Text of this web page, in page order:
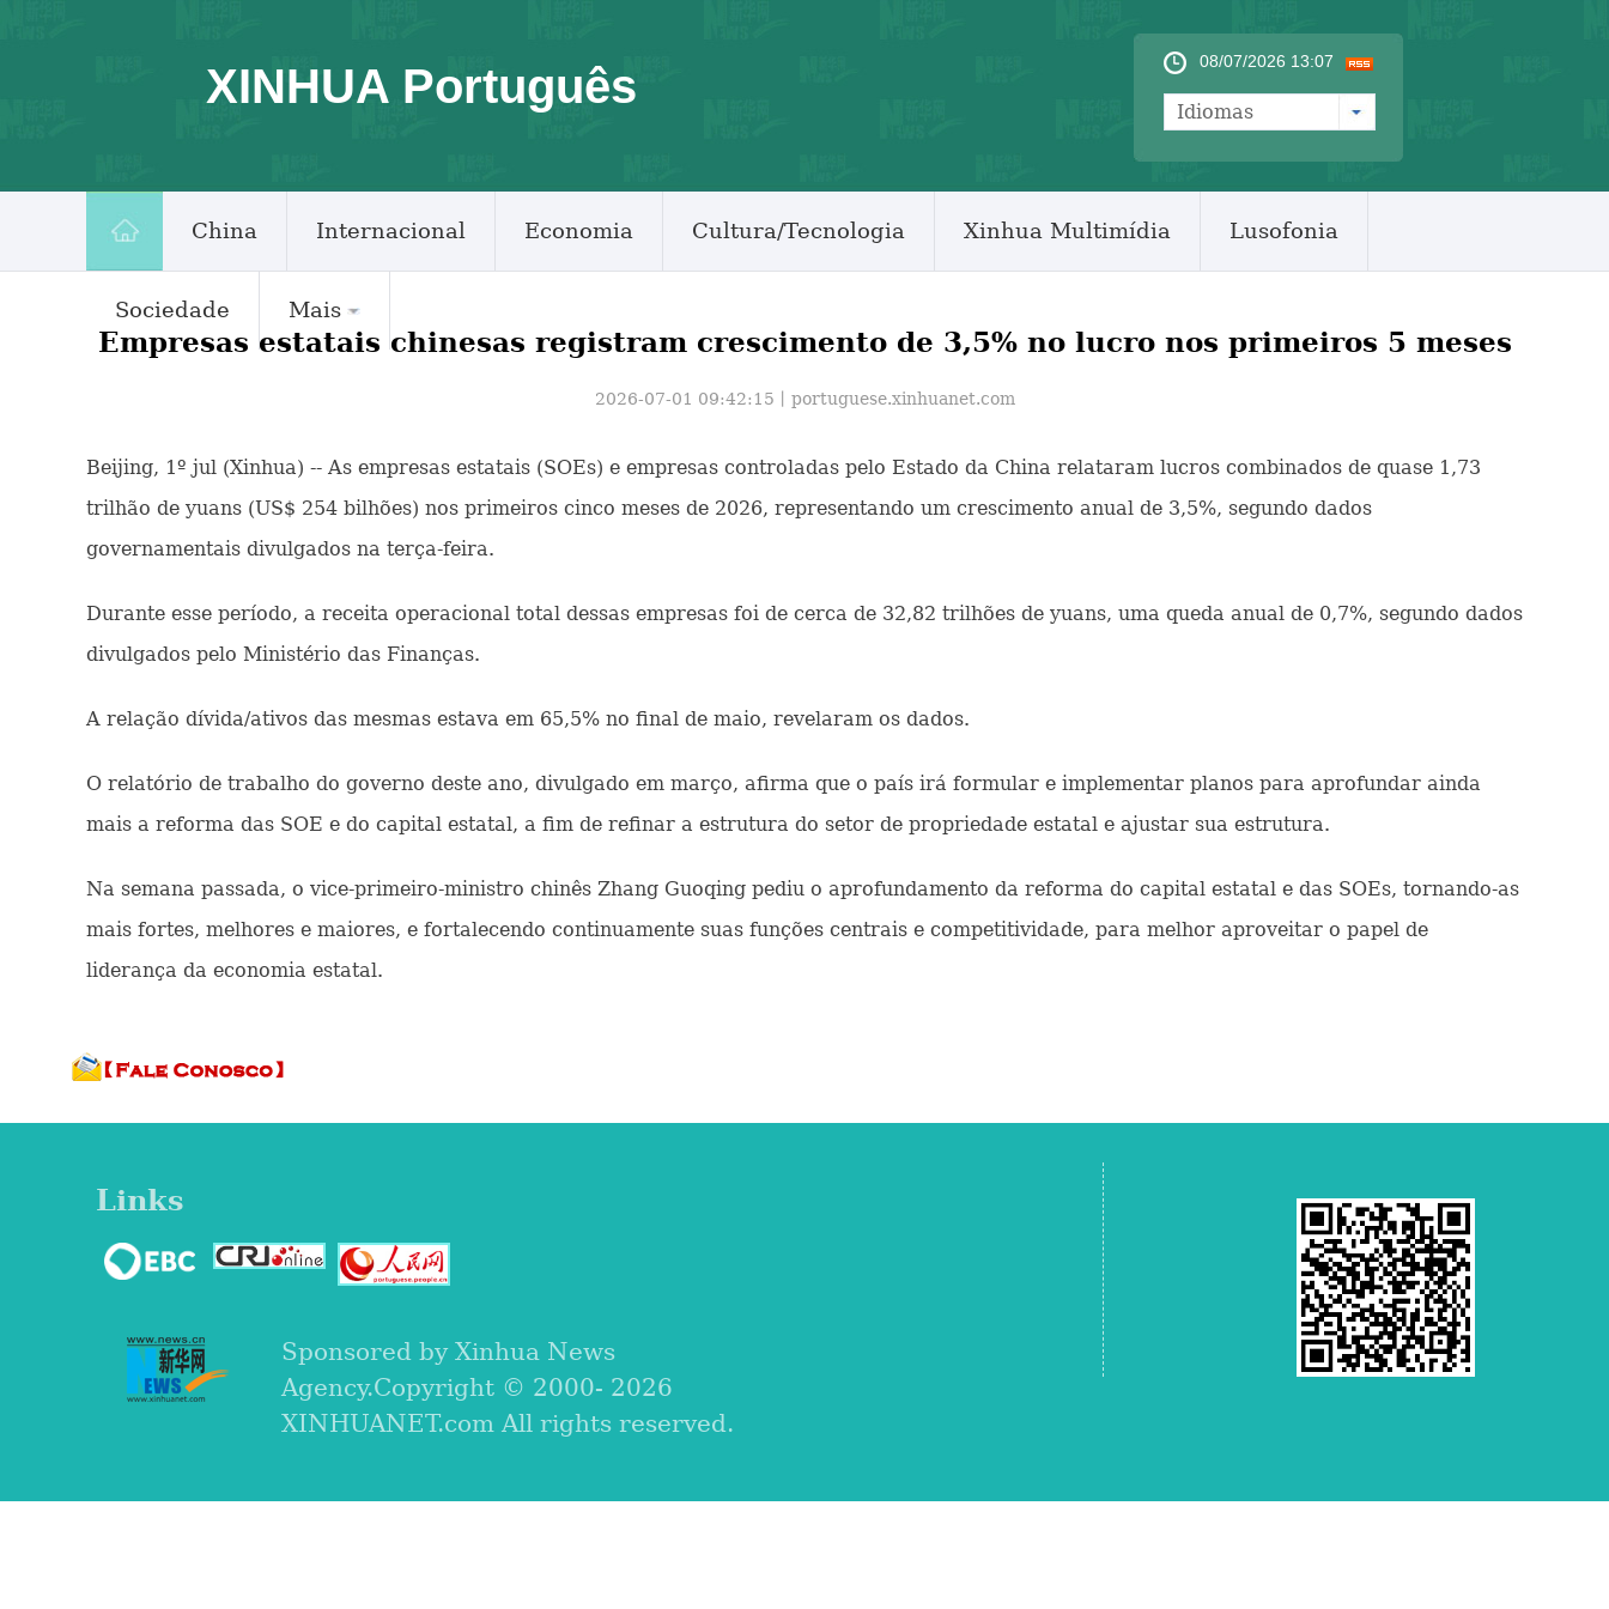
XINHUA Português 08/07/2026 13:07
Idiomas
China Internacional Economia Cultura/Tecnologia Xinhua Multimídia Lusofonia
Sociedade Mais
Empresas estatais chinesas registram crescimento de 3,5% no lucro nos primeiros 5 meses
2026-07-01 09:42:15丨 portuguese.xinhuanet.com
Beijing, 1º jul (Xinhua) -- As empresas estatais (SOEs) e empresas controladas pelo Estado da China relataram lucros combinados de quase 1,73
trilhão de yuans (US$ 254 bilhões) nos primeiros cinco meses de 2026, representando um crescimento anual de 3,5%, segundo dados
governamentais divulgados na terça-feira.
Durante esse período, a receita operacional total dessas empresas foi de cerca de 32,82 trilhões de yuans, uma queda anual de 0,7%, segundo dados
divulgados pelo Ministério das Finanças.
A relação dívida/ativos das mesmas estava em 65,5% no final de maio, revelaram os dados.
O relatório de trabalho do governo deste ano, divulgado em março, afirma que o país irá formular e implementar planos para aprofundar ainda
mais a reforma das SOE e do capital estatal, a fim de refinar a estrutura do setor de propriedade estatal e ajustar sua estrutura.
Na semana passada, o vice-primeiro-ministro chinês Zhang Guoqing pediu o aprofundamento da reforma do capital estatal e das SOEs, tornando-as
mais fortes, melhores e maiores, e fortalecendo continuamente suas funções centrais e competitividade, para melhor aproveitar o papel de
liderança da economia estatal.
Links
Sponsored by Xinhua News
Agency.Copyright © 2000- 2026
XINHUANET.com All rights reserved.